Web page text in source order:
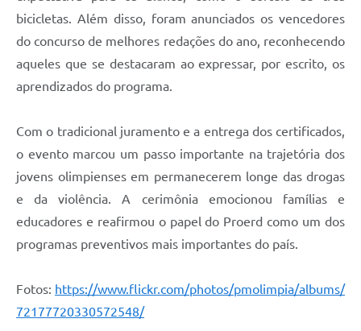
bicicletas. Além disso, foram anunciados os vencedores
do concurso de melhores redações do ano, reconhecendo
aqueles que se destacaram ao expressar, por escrito, os
aprendizados do programa.
Com o tradicional juramento e a entrega dos certificados,
o evento marcou um passo importante na trajetória dos
jovens olimpienses em permanecerem longe das drogas
e da violência. A cerimônia emocionou famílias e
educadores e reafirmou o papel do Proerd como um dos
programas preventivos mais importantes do país.
Fotos: https://www.flickr.com/photos/pmolimpia/albums/
72177720330572548/